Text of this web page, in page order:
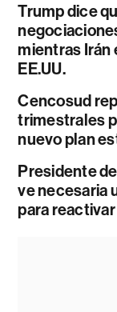
Trump dice
mientras Irán
EE.UU.
Cencosud
trimestrales
nuevo plan
Presidente
ve necesaria
para